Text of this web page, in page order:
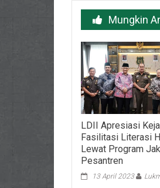
Mungkin
LDII Apresiasi
Fasilitasi Literasi
Lewat Program
Pesantren
13 April 2023